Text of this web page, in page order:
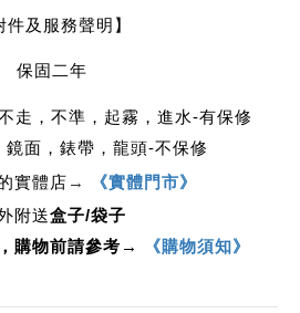
件及服務聲明】
保固二年
走，不準，起霧，進水-有保修
鏡面，錶帶，龍頭-不保修
實體店 →
《實體門市》
附送盒子/袋子
購物前請參考→
《購物須知》